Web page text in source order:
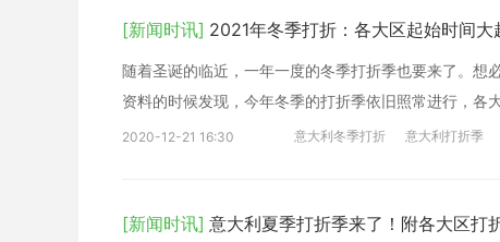
[新闻时讯] 2021年冬季打折：各大区起始时间大
随着圣诞的临近，一年一度的冬季打折季也要来了。想
资料的时候发现，今年冬季的打折季依旧照常进行，各
2020-12-21 16:30 意大利冬季打折 意大利打折季
[新闻时讯] 意大利夏季打折季来了！附各大区打